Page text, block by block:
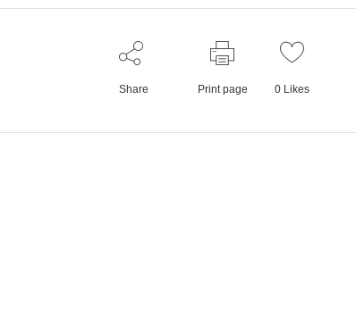
Share Print page 0Likes